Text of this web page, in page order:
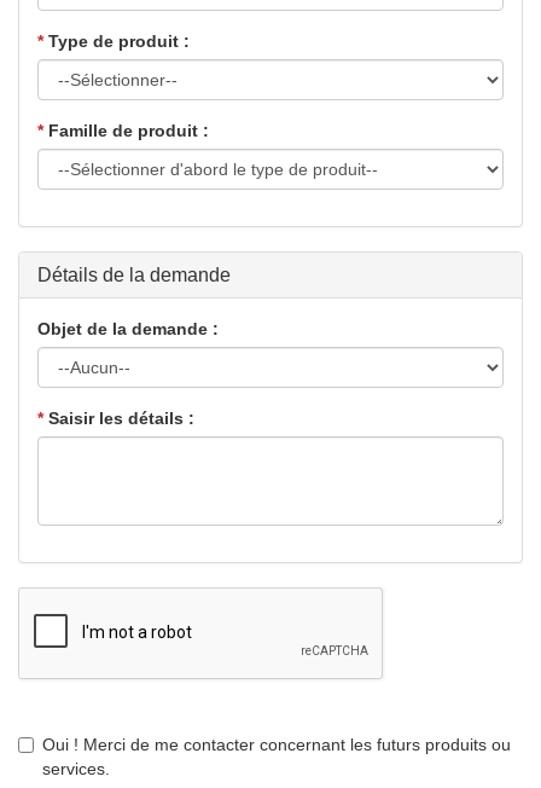
*Type de produit :
*Famille de produit :
Détails de la demande
Objet de la demande :
*Saisir les détails :
Oui ! Merci de me contacter concernant les futurs produits ou
services.